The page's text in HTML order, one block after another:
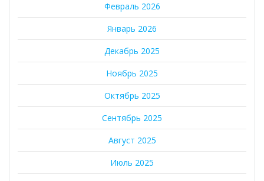
Февраль 2026
Январь 2026
Декабрь 2025
Ноябрь 2025
Октябрь 2025
Сентябрь 2025
Август 2025
Июль 2025